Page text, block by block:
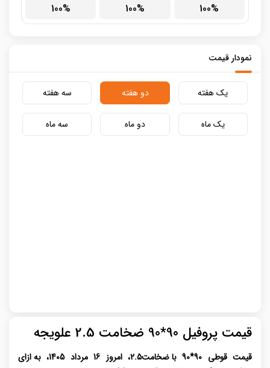
100
100
100
نمودار قیمت
یک هفته دو هفته سه هفته
یک ماه دو ماه سه ماه
قیمت پروفیل 90*90 ضخامت 2.5 علویجه
قیمت قوطی 90*90 با ضخامت2.5، امروز 16 مرداد 1405،
به ازای